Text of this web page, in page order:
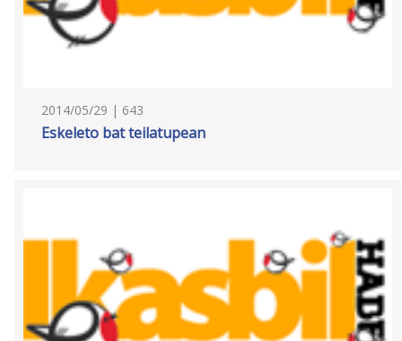
2014/05/29 | 643
Eskeleto bat teilatupean